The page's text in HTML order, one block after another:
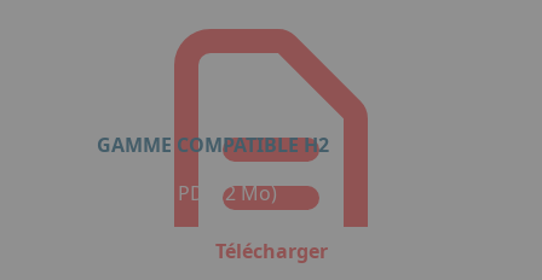
GAMME COMPATIBLE H2
Format : PDF (2 Mo)
Télécharger